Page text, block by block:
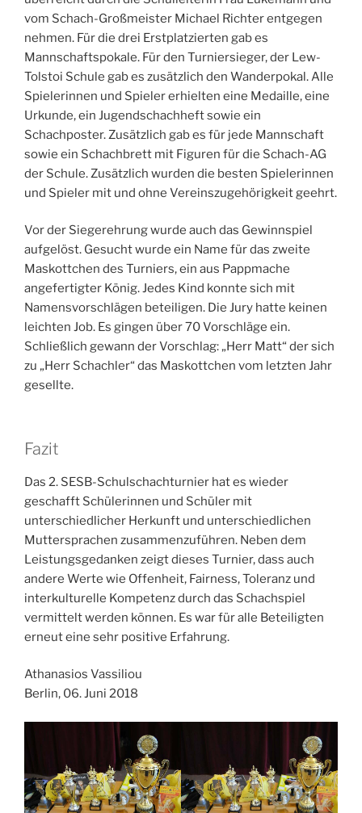
vom Schach-Großmeister Michael Richter entgegen
nehmen. Für die drei Erstplatzierten gab es
Mannschaftspokale. Für den Turniersieger, der Lew-
Tolstoi Schule gab es zusätzlich den Wanderpokal. Alle
Spielerinnen und Spieler erhielten eine Medaille, eine
Urkunde, ein Jugendschachheft sowie ein
Schachposter. Zusätzlich gab es für jede Mannschaft
sowie ein Schachbrett mit Figuren für die Schach-AG
der Schule. Zusätzlich wurden die besten Spielerinnen
und Spieler mit und ohne Vereinszugehörigkeit geehrt.
Vor der Siegerehrung wurde auch das Gewinnspiel
aufgelöst. Gesucht wurde ein Name für das zweite
Maskottchen des Turniers, ein aus Pappmache
angefertigter König. Jedes Kind konnte sich mit
Namensvorschlägen beteiligen. Die Jury hatte keinen
leichten Job. Es gingen über 70 Vorschläge ein.
Schließlich gewann der Vorschlag: „Herr Matt“ der sich
zu „Herr Schachler“ das Maskottchen vom letzten Jahr
gesellte.
Fazit
Das 2. SESB-Schulschachturnier hat es wieder
geschafft Schülerinnen und Schüler mit
unterschiedlicher Herkunft und unterschiedlichen
Muttersprachen zusammenzuführen. Neben dem
Leistungsgedanken zeigt dieses Turnier, dass auch
andere Werte wie Offenheit, Fairness, Toleranz und
interkulturelle Kompetenz durch das Schachspiel
vermittelt werden können. Es war für alle Beteiligten
erneut eine sehr positive Erfahrung.
Athanasios Vassiliou
Berlin, 06. Juni 2018